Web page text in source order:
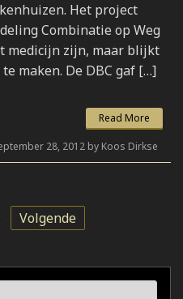
Het project
Combinatie op Weg
medicijn zijn, maar blijkt
maken. De DBC gaf […]
Read More
28, 2012 by Koos Dirkse
Volgende